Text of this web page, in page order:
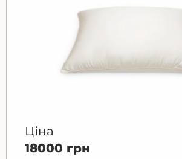
Ціна
18000 грн